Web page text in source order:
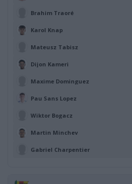
Brahim Traoré
Karol Knap
Mateusz Tabisz
Dijon Kameri
Maxime Dominguez
Pau Sans Lopez
Wiktor Bogacz
Martin Minchev
Gabriel Charpentier